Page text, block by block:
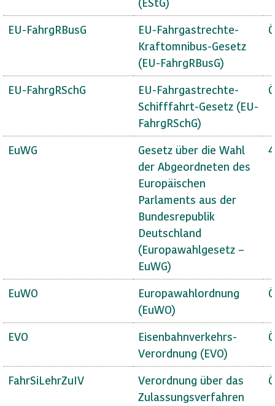
EU-FahrgRBusG
EU-Fahrgastrechte-
Kraftomnibus-Gesetz
(EU-FahrgRBusG)
EU-FahrgRSchG
EU-Fahrgastrechte-
Schifffahrt-Gesetz (EU-
FahrgRSchG)
EuWG
Gesetz über die Wahl
der Abgeordneten des
Europäischen
Parlaments aus der
Bundesrepublik
Deutschland
(Europawahlgesetz –
EuWG)
EuWO
Europawahlordnung
(EuWO)
EVO
Eisenbahnverkehrs-
Verordnung (EVO)
FahrSiLehrZuIV
Verordnung über das
Zulassungsverfahren